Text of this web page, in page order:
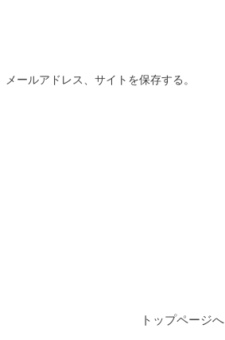
ールアドレス、サイトを保存する。
トップページへ